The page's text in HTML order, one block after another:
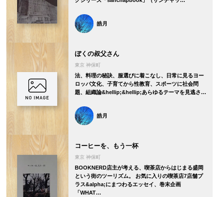
皓月
ぼくの叔父さん
東京 神保町
法、料理の秘訣、服選びに着こなし、日常に見るヨー
ロッパ文化、子育てから性教育、スポーツに社会問
題、組織論&hellip;&hellip;あらゆるテーマを見逃さ…
皓月
コーヒーを、もう一杯
東京 神保町
BOOKNERD店主が考える、喫茶店からはじまる盛岡
という街のツーリズム。 お気に入りの喫茶店7店舗プ
ラス&alpha;にまつわるエッセイ、巻末企画
「WHAT…